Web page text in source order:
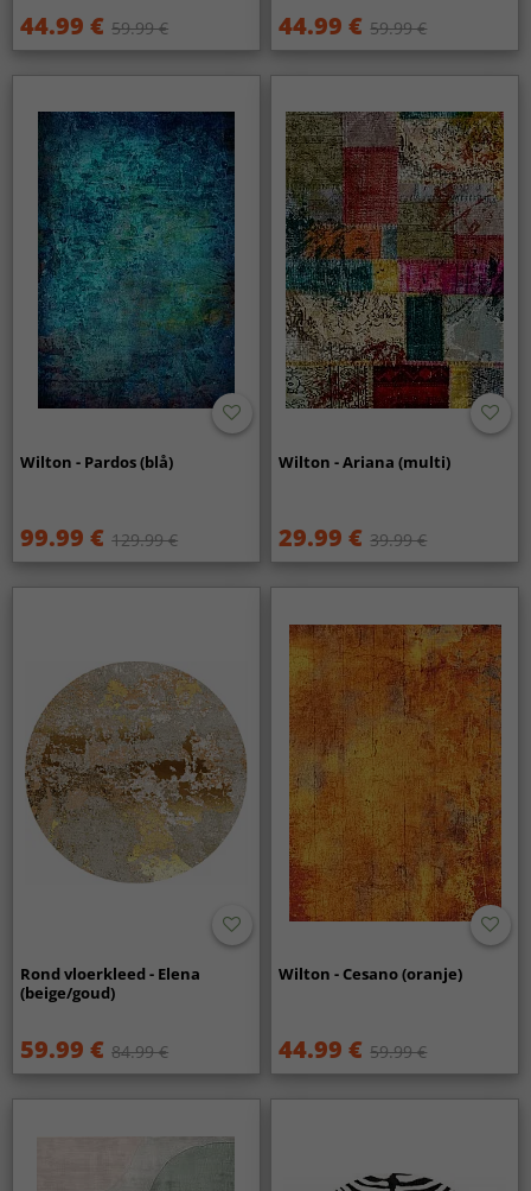
44.99 € 59.99 € 44.99 € 59.99 €
Wilton - Pardos (blå)
99.99 € 129.99 €
Wilton - Ariana (multi)
29.99 € 39.99 €
Rond vloerkleed - Elena
(beige/goud)
59.99 € 84.99 €
Wilton - Cesano (oranje)
44.99 € 59.99 €